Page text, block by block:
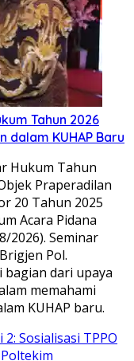
Tahun 2026
dalam KUHAP Baru
Hukum Tahun
Praperadilan
20 Tahun 2025
Acara Pidana
2026). Seminar
Pol.
bagian dari upaya
memahami
KUHAP baru.